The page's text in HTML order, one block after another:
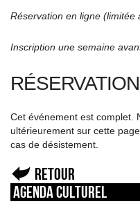
Réservation en ligne (limitée
Inscription une semaine
RÉSERVATION
Cet événement est complet.
ultérieurement sur cette
cas de désistement.
Retour
Agenda culturel